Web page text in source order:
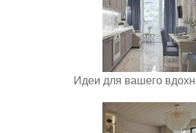
Идеи для вашего